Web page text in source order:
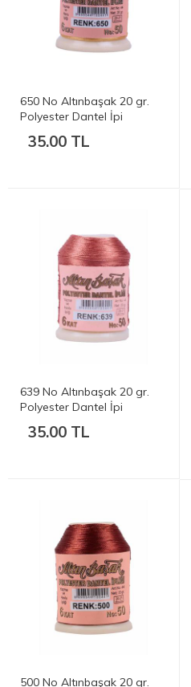
650 No Altınbaşak 20 gr.
Polyester Dantel İpi
35.00 TL
639 No Altınbaşak 20 gr.
Polyester Dantel İpi
35.00 TL
500 No Altınbaşak 20 gr.